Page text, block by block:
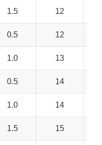
1.5 12
0.5 12
1.0 13
0.5 14
1.0 14
1.5 15